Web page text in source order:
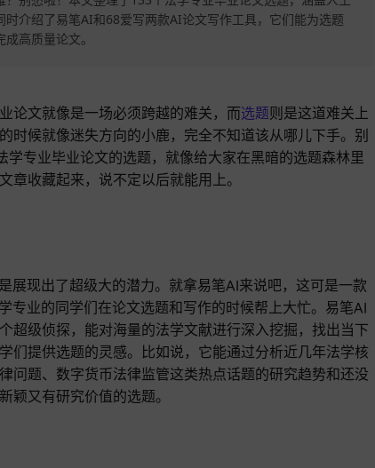
介绍了易笔AI和68爱写两款AI论文写作工具，它们能为选题
高质量论文。
论文就像是一场必须跨越的难关，而选题则是这道难关上
时候就像迷失方向的小鹿，完全不知道该从哪儿下手。别
学专业毕业论文的选题，就像给大家在黑暗的选题森林里
章收藏起来，说不定以后就能用上。
展现出了超级大的潜力。就拿易笔AI来说吧，这可是一款
专业的同学们在论文选题和写作的时候帮上大忙。易笔AI
超级侦探，能对海量的法学文献进行深入挖掘，找出当下
们提供选题的灵感。比如说，它能通过分析近几年法学核
问题、数字货币法律监管这类热点话题的研究趋势和还没
颖又有研究价值的选题。